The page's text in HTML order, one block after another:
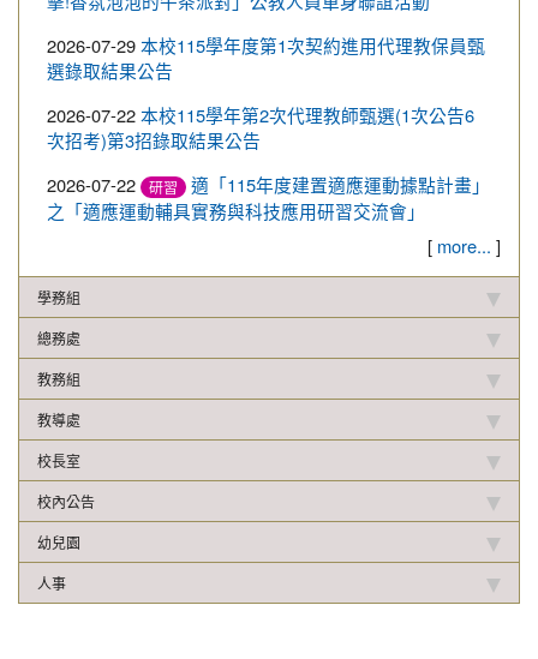
2026-07-29本校115學年度第1次契約進用代理教保員甄
選錄取結果公告
2026-07-22本校115學年第2次代理教師甄選(1次公告6
次招考)第3招錄取結果公告
2026-07-22
研習
適「115年度建置適應運動據點計畫」
之「適應運動輔具實務與科技應用研習交流會」
[ more... ]
學務組
總務處
教務組
教導處
校長室
校內公告
幼兒園
人事